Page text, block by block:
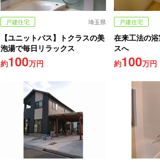
戸建住宅 埼玉県
【ユニットバス】トクラスの美
泡湯で毎日リラックス
約100万円
戸建住宅
在来工法の
スへ
約100万円